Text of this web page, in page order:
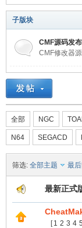
子版块
CMF源码发布
CMF修改器
全部 NGC
N64 SEGACD
筛选: 全部主题 最
最新正式
[ 1 2 3 4 5